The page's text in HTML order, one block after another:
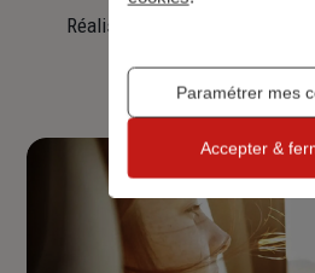
Réalisez une simulation
Paramétrer mes
Accepter &